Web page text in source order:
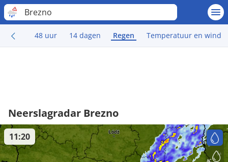
Brezno
48 uur 14 dagen Regen Temperatuur en wind
Neerslagradar Brezno
11:20